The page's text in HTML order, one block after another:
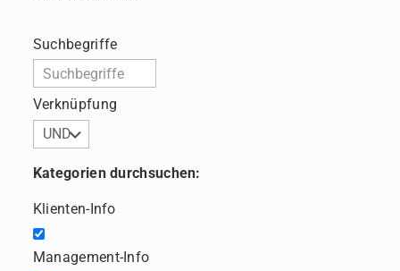
Suchbegriffe
Verknüpfung
Kategorien durchsuchen:
Klienten-Info
Management-Info